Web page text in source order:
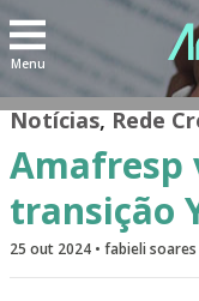
Menu
Notícias,Rede
Amafresp
transição
25 out 2024 • fabieli soares